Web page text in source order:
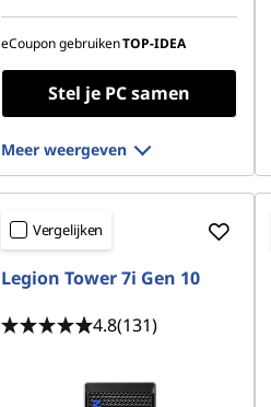
eCoupon gebruikenTOP-IDEA
Stel je PC samen
Meer weergeven
Vergelijken
Legion Tower 7i Gen 10
4.8(131)